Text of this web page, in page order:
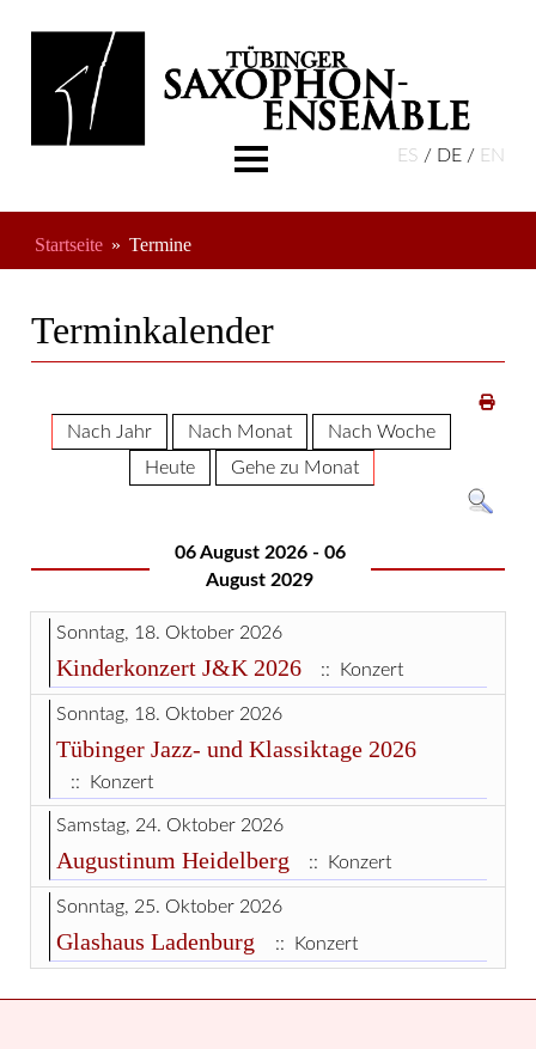
ES DE EN
Freundeskreis
Startseite Termine
Terminkalender
Nach Jahr Nach Monat
Nach Woche
Heute
Gehe zu Monat
06 August 2026 - 06
August 2029
Sonntag, 18. Oktober 2026
Kinderkonzert J&K 2026 :: Konzert
Sonntag, 18. Oktober 2026
Tübinger Jazz- und Klassiktage 2026
:: Konzert
Samstag, 24. Oktober 2026
Augustinum Heidelberg :: Konzert
Sonntag, 25. Oktober 2026
Glashaus Ladenburg :: Konzert